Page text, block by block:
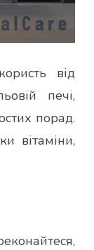
від
печі,
порад.
вітаміни,